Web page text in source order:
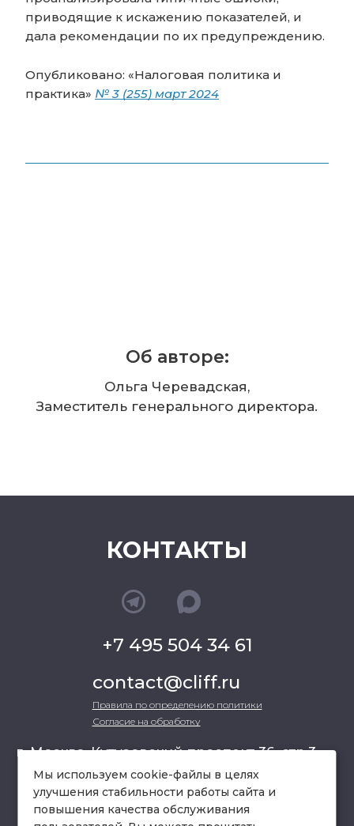
приводящие к искажению показателей, и
дала рекомендации по их предупреждению.
Опубликовано: «Налоговая политика и
практика» № 3 (255) март 2024
Об авторе:
Ольга Черевадская,
Заместитель генерального директора.
КОНТАКТЫ
+7 495 504 34 61
contact@cliff.ru
Правила по определению политики
Согласие на обработку
г. Москва, Кутузовский проспект 36, стр.3 ,
офис 301
Мы используем cookie-файлы в целях
улучшения стабильности работы сайта и
повышения качества обслуживания